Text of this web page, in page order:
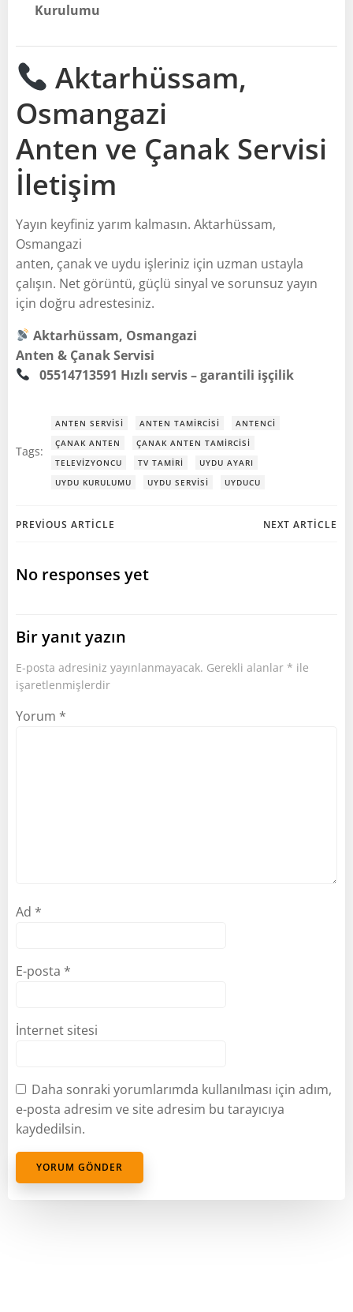
Kurulumu
Aktarhüssam,
Osmangazi
Anten ve Çanak Servisi
İletişim
Yayın keyfiniz yarım kalmasın. Aktarhüssam,
Osmangazi
anten, çanak ve uydu işleriniz için uzman ustayla
çalışın. Net görüntü, güçlü sinyal ve sorunsuz yayın
için doğru adrestesiniz.
Aktarhüssam, Osmangazi
Anten & Çanak Servisi
05514713591 Hızlı servis – garantili işçilik
Tags:
ANTEN SERVISI ANTEN TAMIRCISI
ANTENCI
ÇANAK ANTEN
ÇANAK ANTEN TAMIRCISI
TELEVIZYONCU
TV TAMIRI
UYDU AYARI
UYDU KURULUMU
UYDU SERVISI UYDUCU
Post
navigation
PREVIOUS ARTICLE NEXT ARTICLE
No responses yet
Bir yanıt yazın
E-posta adresiniz yayınlanmayacak. Gerekli alanlar * ile
işaretlenmişlerdir
Yorum *
Ad *
E-posta *
İnternet sitesi
Daha sonraki yorumlarımda kullanılması için adım,
e-posta adresim ve site adresim bu tarayıcıya
kaydedilsin.